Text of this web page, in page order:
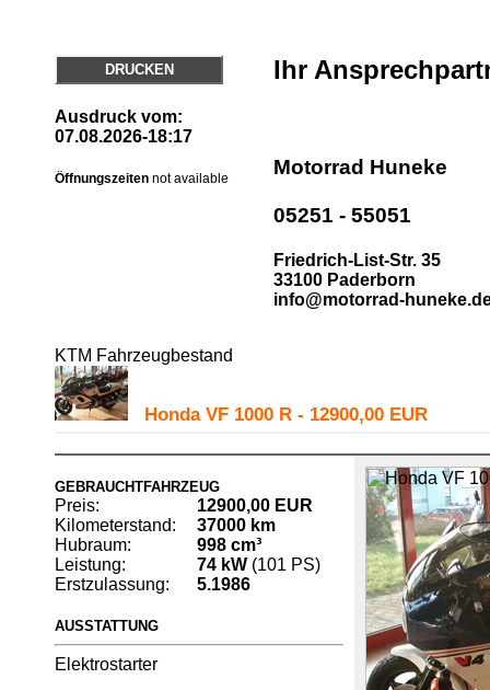
DRUCKEN
Ausdruck vom:
07.08.2026-18:17
Öffnungszeiten not available
Ihr
Motorrad Huneke
05251 - 55051
Friedrich-List-Str. 35
33100 Paderborn
info@motorrad-
KTM Fahrzeugbestand
Honda VF 1000 R - 12900,00 EUR
GEBRAUCHTFAHRZEUG
Preis:
12900,00 EUR
Kilometerstand:
37000 km
Hubraum:
998 cm³
Leistung:
74 kW (101 PS)
Erstzulassung:
5.1986
AUSSTATTUNG
Elektrostarter